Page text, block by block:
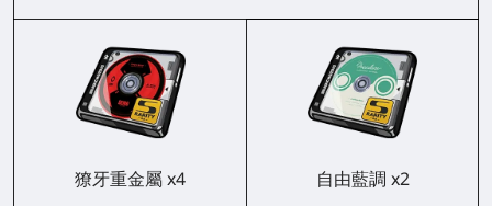
獠牙重金屬 x4 自由藍調 x2